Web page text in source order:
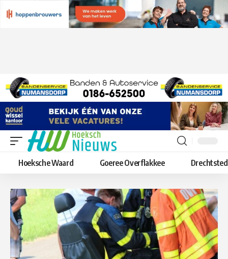
Hoeksche Waard Goeree Overflakkee